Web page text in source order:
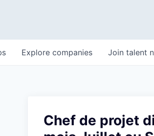
Explore companies Join talent
Chef de projet